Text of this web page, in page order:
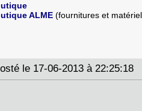
ALME (fournitures et
le 17-06-2013 à 22:25:18